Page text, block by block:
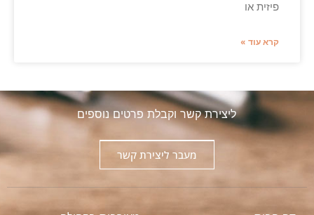
פיזית או
קרא עוד »
ליצירת קשר וקבלת פרטים נוספים
מעבר ליצירת קשר